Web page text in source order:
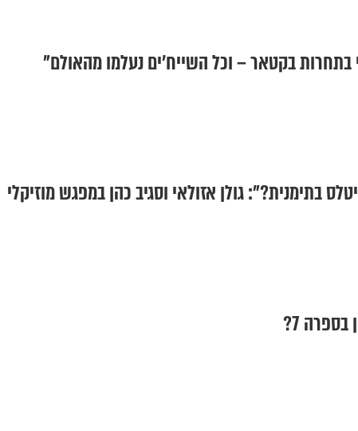
בתחרות בקטאר – וכל השייח'ים נעלמו מהאולם"
בתימנית?": גולן אזולאי וסגיב כהן במפגש מוזיקלי
7?